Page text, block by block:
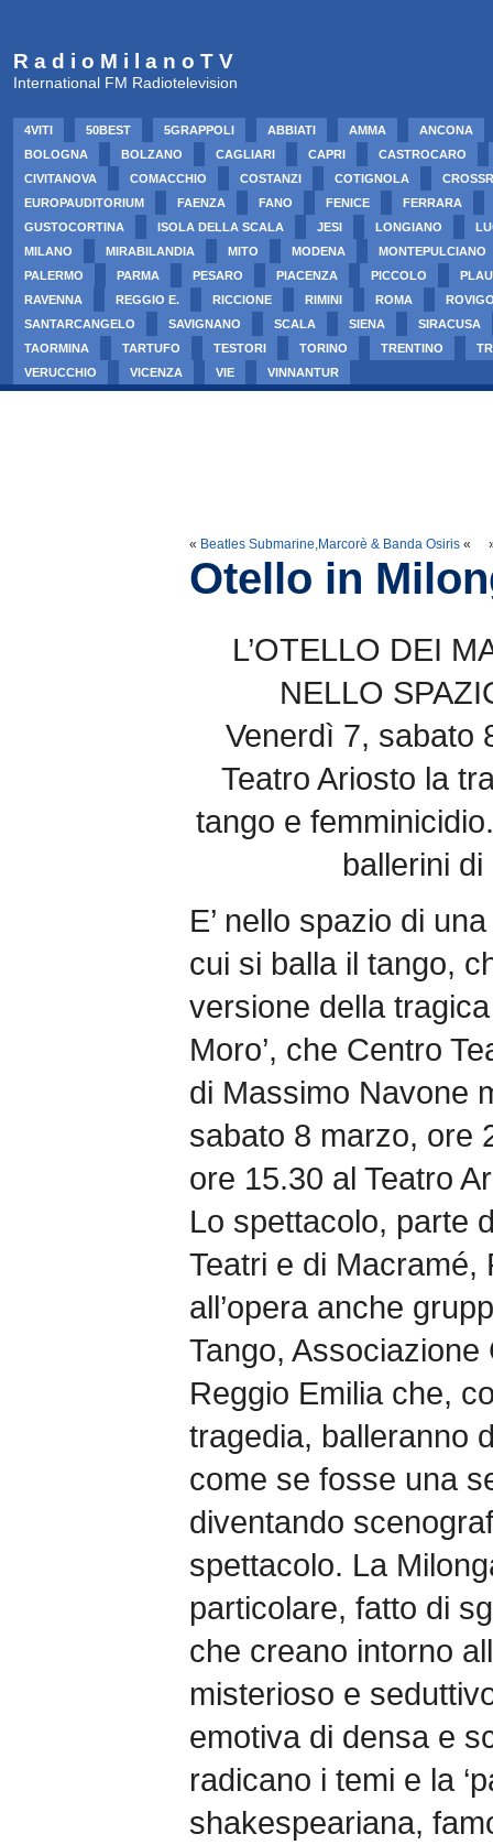
R a d i o M i l a n o T V
International FM Radiotelevision
4VITI 50BEST 5GRAPPOLI ABBIATI AMMA
ANCONA
BOLOGNA
BOLZANO CAGLIARI CAPRI
CASTROCARO
CIVITANOVA
COMACCHIO COSTANZI COTIGNOLA
EUROPAUDITORIUM
FAENZA FANO FENICE
FERRARA
GUSTOCORTINA
ISOLA DELLA SCALA JESI LONGIANO
MILANO
MIRABILANDIA MITO MODENA
MONTEPULCIANO
PALERMO
PARMA PESARO PIACENZA PICCOLO
RAVENNA
REGGIO E. RICCIONE RIMINI ROMA
SANTARCANGELO
SAVIGNANO SCALA SIENA
SIRACUSA
TAORMINA
TARTUFO TESTORI TORINO TRENTINO
VERUCCHIO
VICENZA VIE VINNANTUR
« Beatles Submarine,Marcorè & Banda Osiris «
Otello in
L’OTELLO DEI
NELLO
Venerdì 7, sabato
Teatro Ariosto la
tango e
ballerini
E’ nello spazio di
cui si balla il tango,
versione della
Moro’, che Centro
di Massimo Navone
sabato 8 marzo, ore
ore 15.30 al Teatro
Lo spettacolo, parte
Teatri e di
all’opera anche
Tango, Associazione
Reggio Emilia che,
tragedia, balleranno
come se fosse una
diventando
spettacolo. La
particolare, fatto di
che creano intorno
misterioso e
emotiva di densa e
radicano i temi e la
shakespeariana,